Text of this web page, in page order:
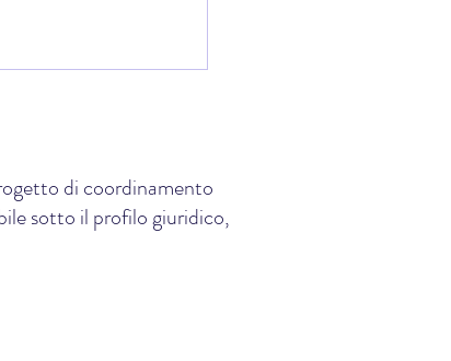
Shinsen: il trofeo
di coordinamento
sotto il profilo giuridico,